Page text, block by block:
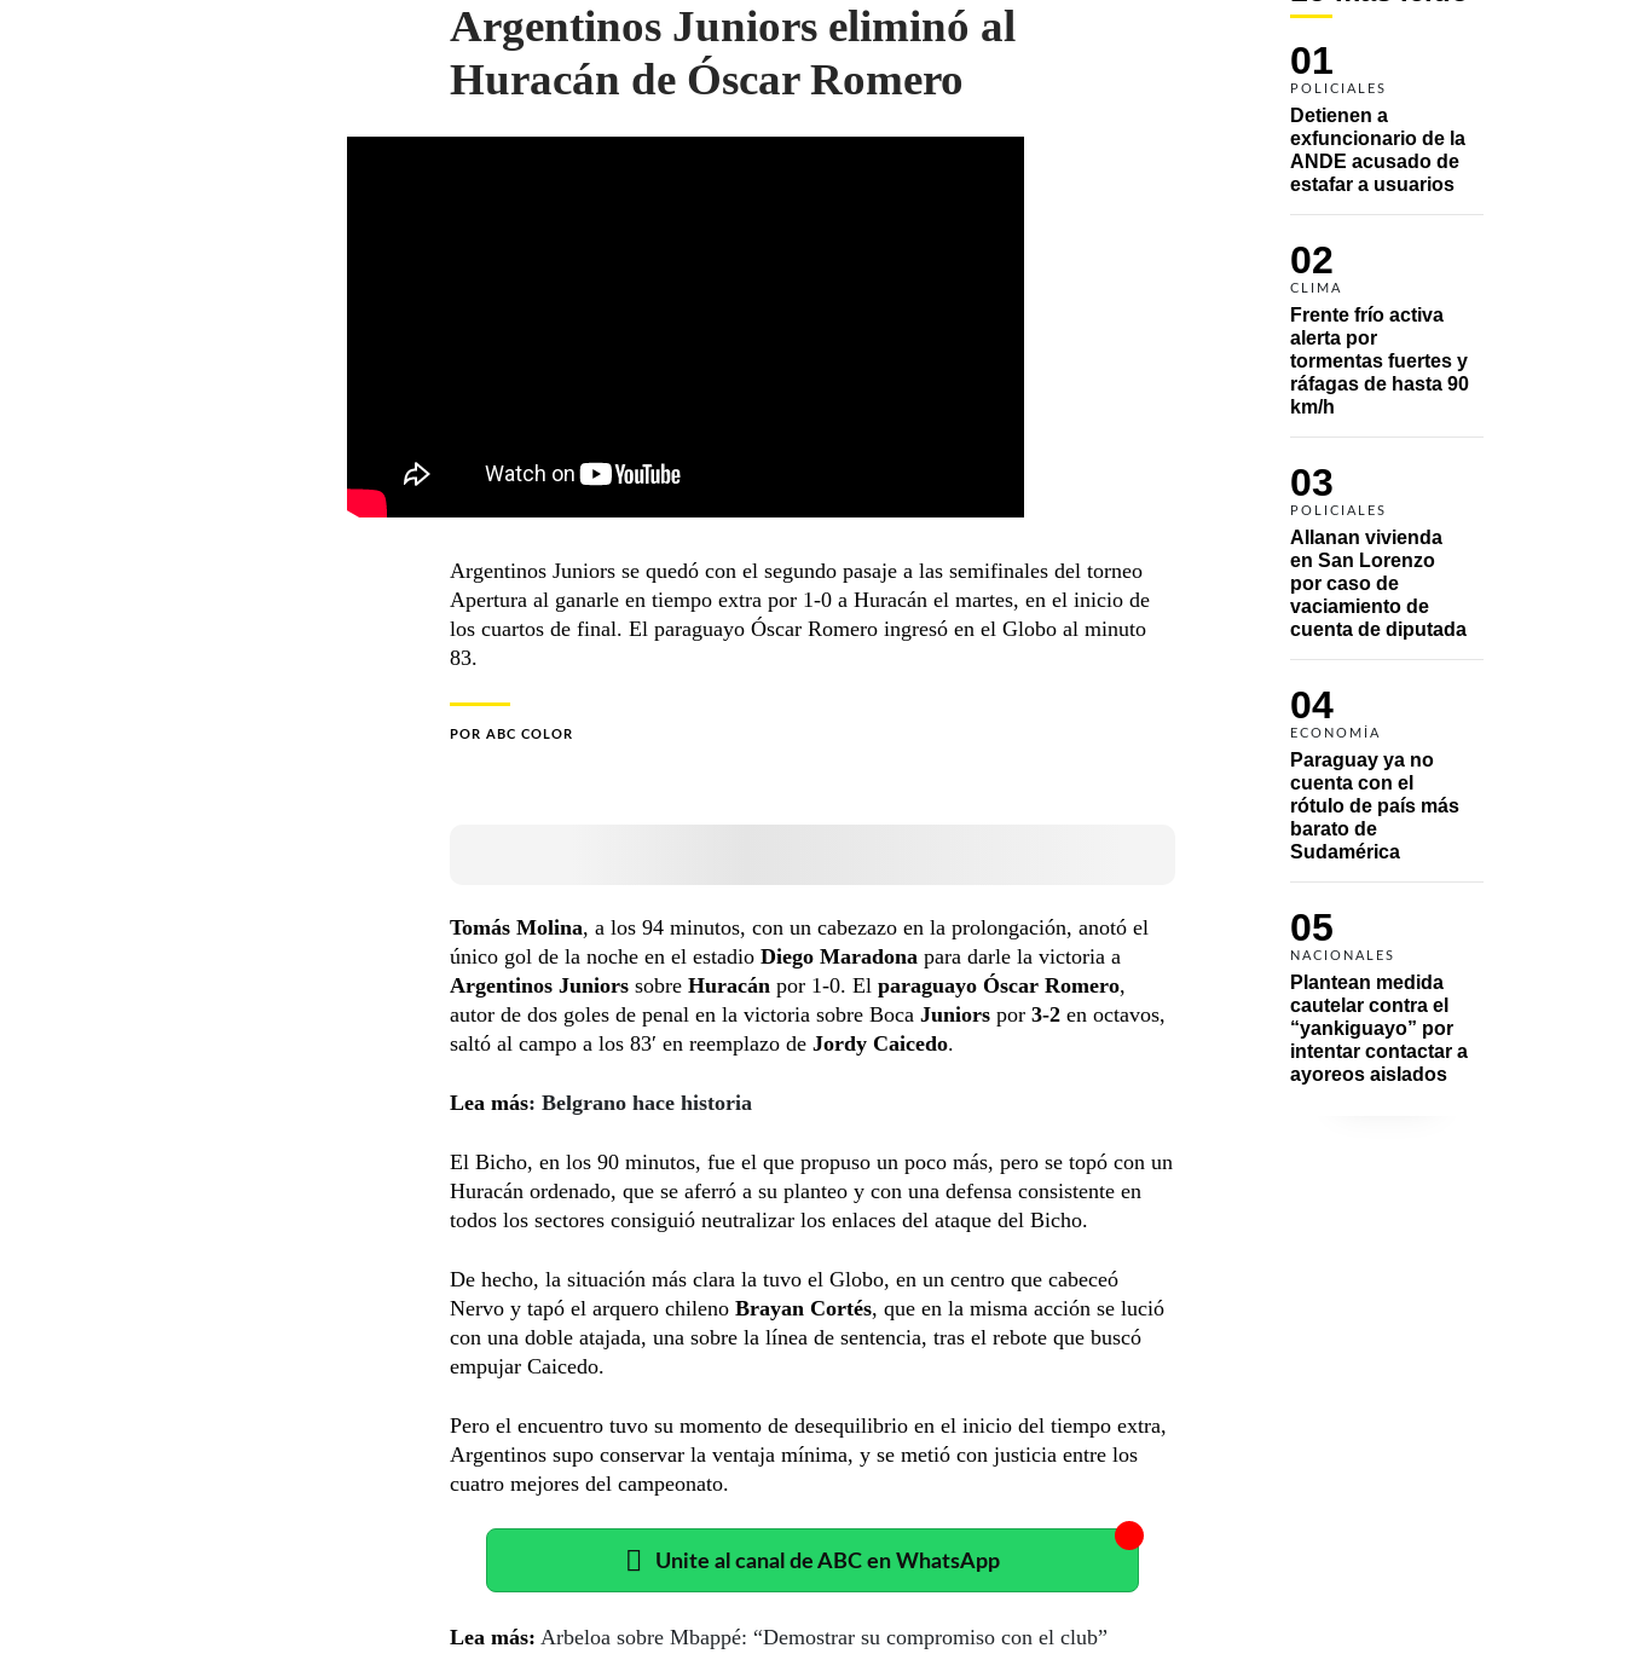
01
POLICIALES
Detienen a
exfuncionario de la
ANDE acusado de
estafar a usuarios
02
CLIMA
Frente frío activa
alerta por
tormentas fuertes y
ráfagas de hasta 90
km/h
03
POLICIALES
Allanan vivienda
en San Lorenzo
por caso de
vaciamiento de
cuenta de diputada
04
ECONOMÍA
Paraguay ya no
cuenta con el
rótulo de país más
barato de
Sudamérica
05
NACIONALES
Plantean medida
cautelar contra el
“yankiguayo” por
intentar contactar a
ayoreos aislados
Argentinos Juniors eliminó al
Huracán de Óscar Romero
Argentinos Juniors se quedó con el segundo pasaje a las semifinales del torneo
Apertura al ganarle en tiempo extra por 1-0 a Huracán el martes, en el inicio de
los cuartos de final. El paraguayo Óscar Romero ingresó en el Globo al minuto
83.
POR ABC COLOR
Tomás Molina, a los 94 minutos, con un cabezazo en la prolongación, anotó el
único gol de la noche en el estadio Diego Maradona para darle la victoria a
Argentinos Juniors sobre Huracán por 1-0. El paraguayo Óscar Romero,
autor de dos goles de penal en la victoria sobre Boca Juniors por 3-2 en octavos,
saltó al campo a los 83′ en reemplazo de Jordy Caicedo.
Lea más: Belgrano hace historia
El Bicho, en los 90 minutos, fue el que propuso un poco más, pero se topó con un
Huracán ordenado, que se aferró a su planteo y con una defensa consistente en
todos los sectores consiguió neutralizar los enlaces del ataque del Bicho.
De hecho, la situación más clara la tuvo el Globo, en un centro que cabeceó
Nervo y tapó el arquero chileno Brayan Cortés, que en la misma acción se lució
con una doble atajada, una sobre la línea de sentencia, tras el rebote que buscó
empujar Caicedo.
Pero el encuentro tuvo su momento de desequilibrio en el inicio del tiempo extra,
Argentinos supo conservar la ventaja mínima, y se metió con justicia entre los
cuatro mejores del campeonato.
Unite al canal de ABC en WhatsApp
Lea más: Arbeloa sobre Mbappé: “Demostrar su compromiso con el club”